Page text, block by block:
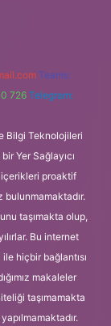
Teams:
726 Telegram:
Bilgi Teknolojileri
Yer Sağlayıcı
proaktif
taşımakta olup,
Bu internet
hiçbir bağlantısı
makaleler
taşımamakta